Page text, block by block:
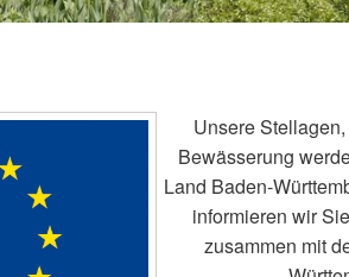
Unsere
Bewässerung
Land Baden-
informieren wir
zusammen mit